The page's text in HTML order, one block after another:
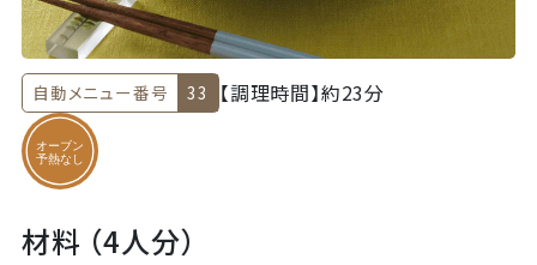
自動メニュー番号 33 【調理時間】約23分
材料 （4人分）